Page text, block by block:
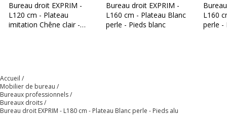
Largeur du plateau 180 cm
Nature de la Finition surface
supèrieur
Profondeur 80 cm
Bureau droit EXPRIM -
L120 cm - Plateau
imitation Chêne clair -
Bureau droit EXPRIM -
L160 cm - Plateau Blanc
perle - Pieds blanc
L160
perle -
Accueil
Mobilier de bureau
Bureaux professionnels
Bureaux droits
Bureau droit EXPRIM - L180 cm - Plateau Blanc perle - Pieds alu